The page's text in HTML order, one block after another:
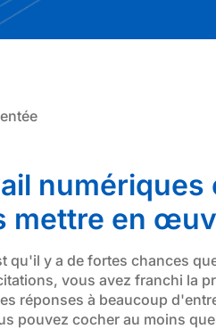
mettre en
qu'il y a de fortes chances
vous avez franchi la
réponses à beaucoup
pouvez cocher au moins